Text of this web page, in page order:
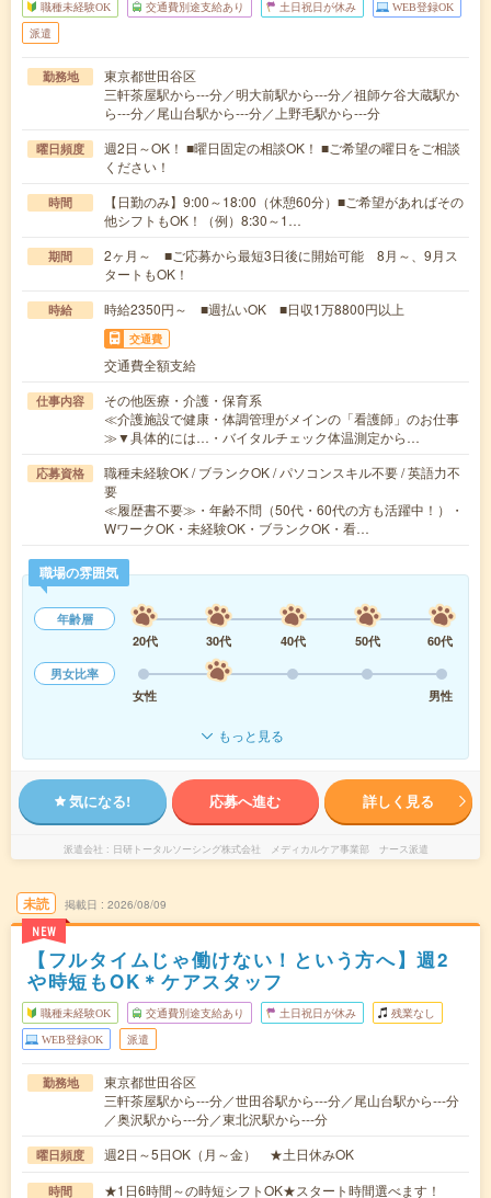
職種未経験OK 交通費別途支給あり 土日祝日が休み WEB登録OK
派遣
勤務地
東京都世田谷区
三軒茶屋駅から---分／明大前駅から---分／祖師ケ谷大蔵駅か
ら---分／尾山台駅から---分／上野毛駅から---分
曜日頻度
週2日～OK！ ■曜日固定の相談OK！ ■ご希望の曜日をご相談
ください！
時間
【日勤のみ】9:00～18:00（休憩60分）■ご希望があればその
他シフトもOK！（例）8:30～1…
期間
2ヶ月～ ■ご応募から最短3日後に開始可能 8月～、9月ス
タートもOK！
時給 時給2350円～ ■週払いOK ■日収1万8800円以上
交通費
交通費全額支給
仕事内容
その他医療・介護・保育系
≪介護施設で健康・体調管理がメインの「看護師」のお仕事
≫▼具体的には…・バイタルチェック体温測定から…
応募資格
職種未経験OK / ブランクOK / パソコンスキル不要 / 英語力不
要
≪履歴書不要≫・年齢不問（50代・60代の方も活躍中！）・
WワークOK・未経験OK・ブランクOK・看…
職場の雰囲気
年齢層
20代
30代 40代 50代
60代
男女比率
女性
男性
もっと見る
気になる! 応募へ進む 詳しく見る
派遣会社 日研トータルソーシング株式会社 メディカルケア事業部 ナース派遣
未読
NEW
掲載日 2026/08/09
【フルタイムじゃ働けない！という方へ】週2
や時短もOK＊ケアスタッフ
職種未経験OK 交通費別途支給あり 土日祝日が休み 残業なし
WEB登録OK 派遣
勤務地
東京都世田谷区
三軒茶屋駅から---分／世田谷駅から---分／尾山台駅から---分
／奥沢駅から---分／東北沢駅から---分
曜日頻度 週2日～5日OK（月～金） ★土日休みOK
時間
★1日6時間～の時短シフトOK★スタート時間選べます！